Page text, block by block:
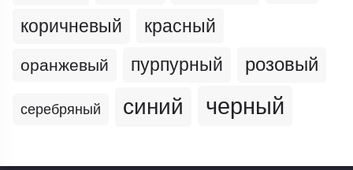
коричневый красный
оранжевый пурпурный розовый
серебряный синий черный